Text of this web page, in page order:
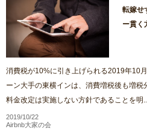
転嫁せ
ー貫
消費税が10%に引き上げられる2019年10
ーン大手の東横インは、消費増税後も増
料金改定は実施しない方針であることを明...
2019/10/22
Airbnb大家の会